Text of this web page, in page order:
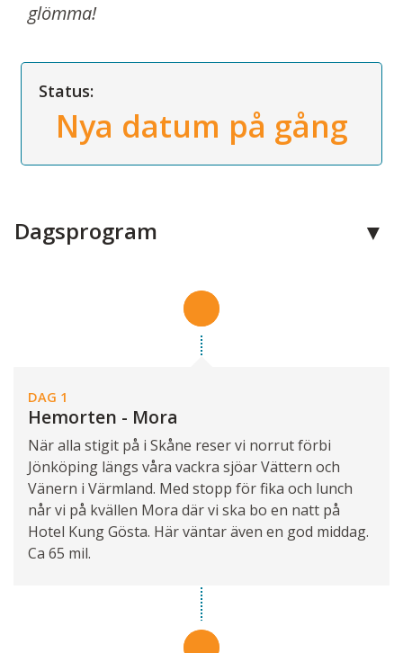
glömma!
Status:
Nya datum på gång
Dagsprogram
DAG 1
Hemorten - Mora
När alla stigit på i Skåne reser vi norrut förbi
Jönköping längs våra vackra sjöar Vättern och
Vänern i Värmland. Med stopp för fika och lunch
når vi på kvällen Mora där vi ska bo en natt på
Hotel Kung Gösta. Här väntar även en god middag.
Ca 65 mil.